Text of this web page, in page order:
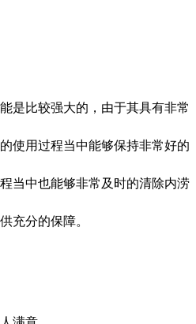
比较强大的，由于其具有非常
使用过程当中能够保持非常好的
当中也能够非常及时的清除内涝
充分的保障。